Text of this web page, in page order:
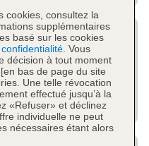
cookies, consultez la
supplémentaires
basé sur les cookies
confidentialité. Vous
décision à tout moment
bas de page du site
Une telle révocation
effectué jusqu’à la
«Refuser» et déclinez
individuelle ne peut
nécessaires étant alors